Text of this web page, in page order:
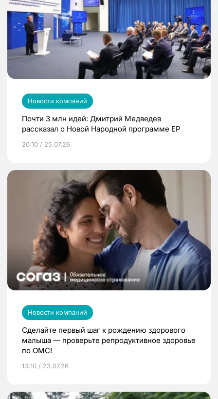
Новости компаний
Почти 3 млн идей: Дмитрий Медведев
рассказал о Новой Народной программе ЕР
20:10 / 25.07.26
Новости компаний
Сделайте первый шаг к рождению здорового
малыша — проверьте репродуктивное здоровье
по ОМС!
13:10 / 23.07.26